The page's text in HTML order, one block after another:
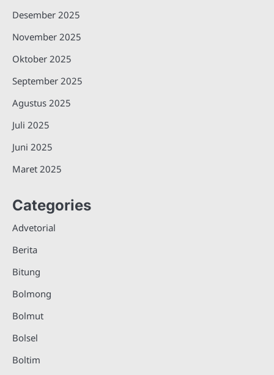
Desember 2025
November 2025
Oktober 2025
September 2025
Agustus 2025
Juli 2025
Juni 2025
Maret 2025
Categories
Advetorial
Berita
Bitung
Bolmong
Bolmut
Bolsel
Boltim